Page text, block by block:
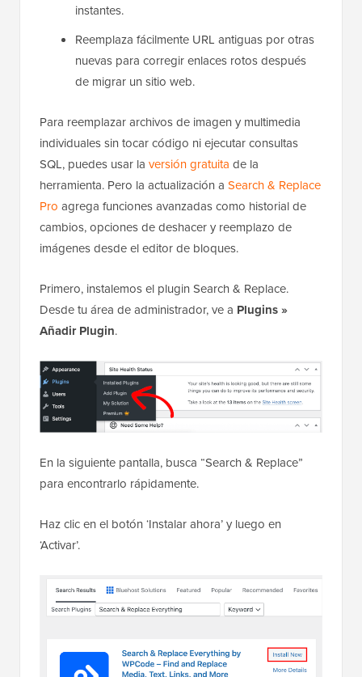
instantes.
Reemplaza fácilmente URL antiguas por otras
nuevas para corregir enlaces rotos después
de migrar un sitio web.
Para reemplazar archivos de imagen y multimedia
individuales sin tocar código ni ejecutar consultas
SQL, puedes usar la versión gratuita de la
herramienta. Pero la actualización a Search & Replace
Pro agrega funciones avanzadas como historial de
cambios, opciones de deshacer y reemplazo de
imágenes desde el editor de bloques.
Primero, instalemos el plugin Search & Replace.
Desde tu área de administrador, ve a Plugins »
Añadir Plugin.
En la siguiente pantalla, busca “Search & Replace”
para encontrarlo rápidamente.
Haz clic en el botón ‘Instalar ahora’ y luego en
‘Activar’.